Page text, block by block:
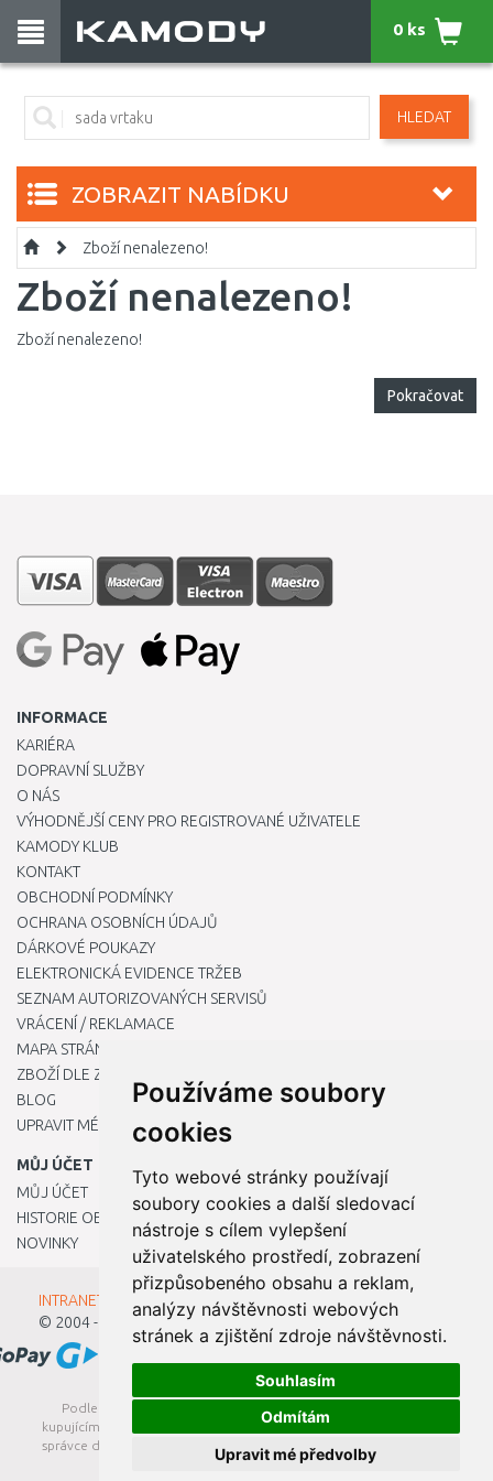
Používáme soubory
cookies
Tyto webové stránky používají
soubory cookies a další sledovací
nástroje s cílem vylepšení
uživatelského prostředí, zobrazení
přizpůsobeného obsahu a reklam,
analýzy návštěvnosti webových
stránek a zjištění zdroje návštěvnosti.
Souhlasím
Odmítám
Upravit mé předvolby
HLEDAT
0 ks
ZOBRAZIT NABÍDKU
Zboží nenalezeno!
Zboží nenalezeno!
Zboží nenalezeno!
Pokračovat
INFORMACE
KARIÉRA
DOPRAVNÍ SLUŽBY
O NÁS
VÝHODNĚJŠÍ CENY PRO REGISTROVANÉ UŽIVATELE
KAMODY KLUB
KONTAKT
OBCHODNÍ PODMÍNKY
OCHRANA OSOBNÍCH ÚDAJŮ
DÁRKOVÉ POUKAZY
ELEKTRONICKÁ EVIDENCE TRŽEB
SEZNAM AUTORIZOVANÝCH SERVISŮ
VRÁCENÍ / REKLAMACE
MAPA STRÁNKY
ZBOŽÍ DLE ZNAČEK
BLOG
UPRAVIT MÉ PŘEDVOLBY COOKIES
MŮJ ÚČET
MŮJ ÚČET
HISTORIE OBJEDNÁVEK
NOVINKY
INTRANET - Přihlášení pro zaměstnance
© 2004 - 2026
Kamody s.r.o.
Podle zákona o evidenci tržeb je prodávající povinen vystavit
kupujícímu účtenku. Zároveň je povinen zaevidovat přijatou tržbu u
správce daně online; v případě technického výpadku pak nejpozději
do 48 hodin.